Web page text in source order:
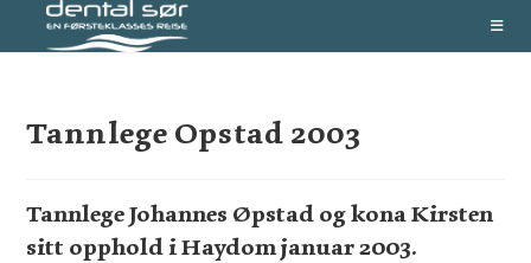
Tannlege Opstad 2003
Tannlege Johannes Øpstad og kona Kirsten
sitt opphold i Haydom januar 2003.